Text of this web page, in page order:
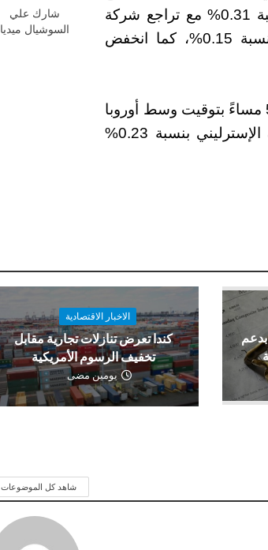
شارك علي
السوشيال ميديا
انخفاض ادميرال جروب بنسبة 2.35%. خسر مؤشر كاك 40 بنسبة 0.31% مع تراجع شركة
سان جوبان بنسبة 3.24%. انخفض مؤشر يورو ستوكس 50 بنسبة 0.15%، كما انخفض
ارتفع اليورو بنسبة 0.14% مقابل الدولار الأمريكي في الساعة 5:28 مساءً بتوقيت وسط أوروبا
ليتم بيعه مقابل 1.07895 دولار. وفي الوقت نفسه، ارتفع الجنيه الإسترليني بنسبة 0.23%
بدعم
الاخبار الاقتصادية
كندا تعرض تنازلات تجارية مقابل
تخفيف الرسوم الأمريكية
يومين مضى
شاهد كل الموضوعات